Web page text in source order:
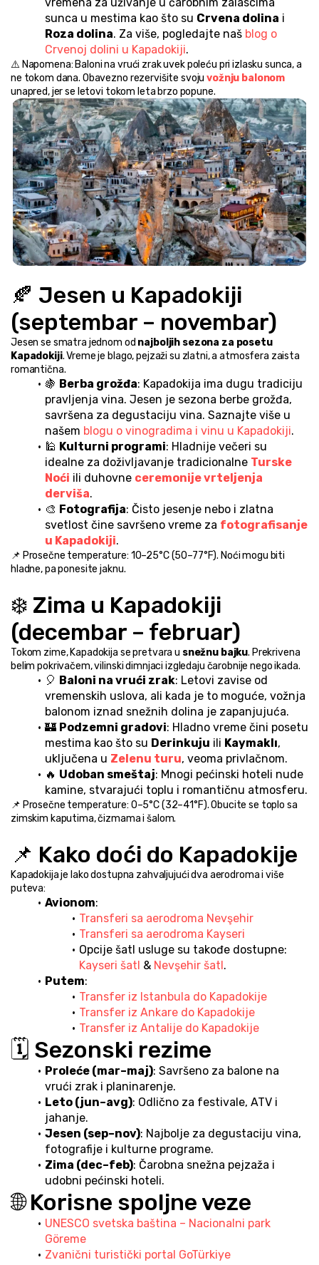
sunca u mestima kao što su Crvena dolina
Roza dolina. Za više, pogledajte naš blog o
Crvenoj dolini u Kapadokiji.
⚠️ Napomena: Baloni na vrući zrak uvek poleću pri izlasku sunca, a
ne tokom dana. Obavezno rezervišite svoju vožnju balonom
unapred, jer se letovi tokom leta brzo popune.
🍂 Jesen u Kapadokiji
(septembar – novembar)
Jesen se smatra jednom od najboljih sezona za posetu
Kapadokiji. Vreme je blago, pejzaži su zlatni, a atmosfera zaista
romantična.
🍇 Berba grožđa: Kapadokija ima dugu tradiciju
pravljenja vina. Jesen je sezona berbe grožđa,
savršena za degustaciju vina. Saznajte više u
našem blogu o vinogradima i vinu u Kapadokiji.
🕌 Kulturni programi: Hladnije večeri su
idealne za doživljavanje tradicionalne Turske
Noći ili duhovne ceremonije vrteljenja
derviša.
🎨 Fotografija: Čisto jesenje nebo i zlatna
svetlost čine savršeno vreme za fotografisanje
u Kapadokiji.
📌 Prosečne temperature: 10–25°C (50–77°F). Noći mogu biti
hladne, pa ponesite jaknu.
❄️ Zima u Kapadokiji
(decembar – februar)
Tokom zime, Kapadokija se pretvara u snežnu bajku. Prekrivena
belim pokrivačem, vilinski dimnjaci izgledaju čarobnije nego ikada.
🎈 Baloni na vrući zrak: Letovi zavise od
vremenskih uslova, ali kada je to moguće, vožnja
balonom iznad snežnih dolina je zapanjujuća.
🏰 Podzemni gradovi: Hladno vreme čini posetu
mestima kao što su Derinkuju ili Kaymaklı,
uključena u Zelenu turu, veoma privlačnom.
🔥 Udoban smeštaj: Mnogi pećinski hoteli nude
kamine, stvarajući toplu i romantičnu atmosferu.
📌 Prosečne temperature: 0–5°C (32–41°F). Obucite se toplo sa
zimskim kaputima, čizmama i šalom.
📌 Kako doći do Kapadokije
Kapadokija je lako dostupna zahvaljujući dva aerodroma i više
puteva:
Avionom:
Transferi sa aerodroma Nevşehir
Transferi sa aerodroma Kayseri
Kayseri šatl & Nevşehir šatl.
Putem:
Transfer iz Istanbula do Kapadokije
Transfer iz Ankare do Kapadokije
Transfer iz Antalije do Kapadokije
🗓️ Sezonski rezime
Proleće (mar–maj): Savršeno za balone na
vrući zrak i planinarenje.
Leto (jun–avg): Odlično za festivale, ATV i
jahanje.
Jesen (sep–nov): Najbolje za degustaciju vina,
fotografije i kulturne programe.
Zima (dec–feb): Čarobna snežna pejzaža i
udobni pećinski hoteli.
🌐 Korisne spoljne veze
UNESCO svetska baština – Nacionalni park
Göreme
Zvanični turistički portal GoTürkiye